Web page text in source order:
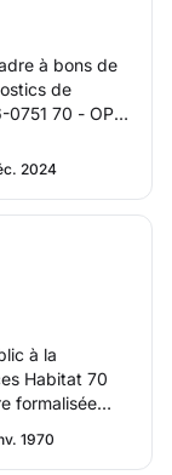
à bons de
de
0751 70 - OPH
2024
à la
Habitat 70
formalisée
1970